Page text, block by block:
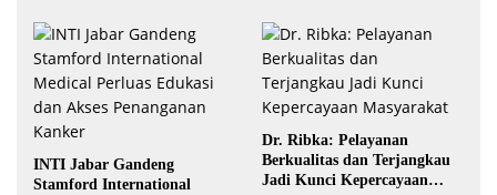
INTI Jabar Gandeng
Stamford International
Dr. Ribka: Pelayanan
Berkualitas dan Terjangkau
Jadi Kunci Kepercayaan